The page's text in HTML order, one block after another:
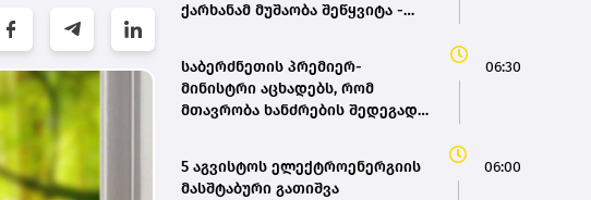
ქარხანამ მუშაობა შეწყვიტა -
საბერძნეთის პრემიერ-
მინისტრი აცხადებს, რომ
მთავრობა ხანძრების შედეგად
იმოქმედებს
06:30
5 აგვისტოს ელექტროენერგიის
მასშტაბური გათიშვა
06:00